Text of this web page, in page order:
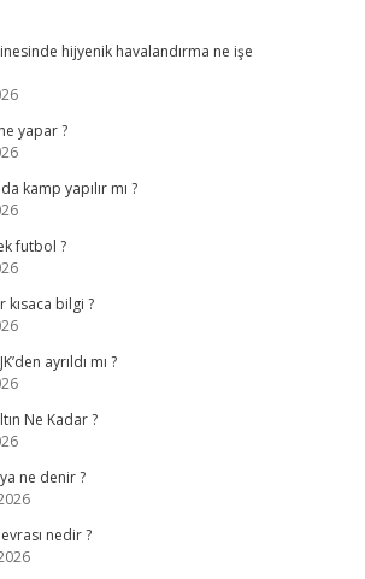
hijyenik havalandırma ne işe
yapar ?
kamp yapılır mı ?
futbol ?
bilgi ?
ayrıldı mı ?
Ne Kadar ?
ne denir ?
nedir ?